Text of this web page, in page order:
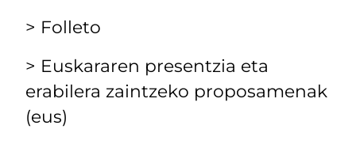
> Folleto
> Euskararen presentzia eta
erabilera zaintzeko proposamenak
(eus)